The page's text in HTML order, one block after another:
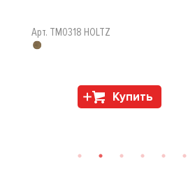
Арт. TM0318 HOLTZ
Купить